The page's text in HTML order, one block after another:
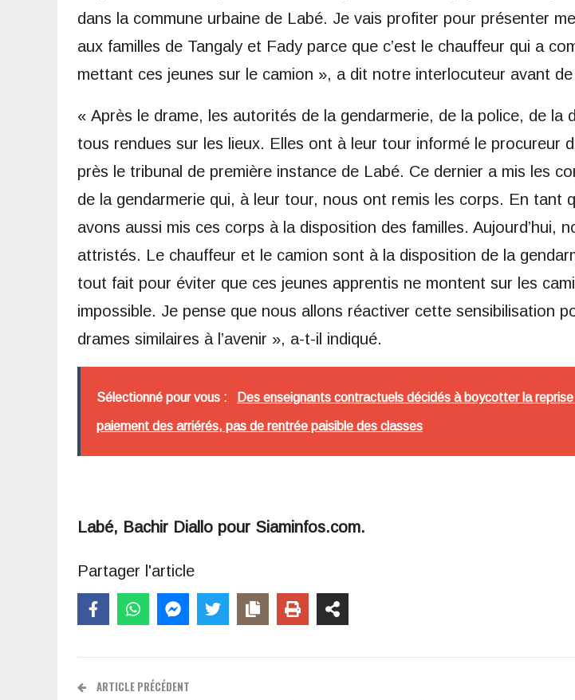
dans la commune urbaine de Labé. Je vais profiter pour présenter
aux familles de Tangaly et Fady parce que c’est le chauffeur qui a
mettant ces jeunes sur le camion », a dit notre interlocuteur avant
« Après le drame, les autorités de la gendarmerie, de la police, de la
tous rendues sur les lieux. Elles ont à leur tour informé le procureur
près le tribunal de première instance de Labé. Ce dernier a mis les
de la gendarmerie qui, à leur tour, nous ont remis les corps. En tant
avons aussi mis ces corps à la disposition des familles. Aujourd’hui,
attristés. Le chauffeur et le camion sont à la disposition de la
tout fait pour éviter que ces jeunes apprentis ne montent sur les
impossible. Je pense que nous allons réactiver cette sensibilisation
drames similaires à l’avenir », a-t-il indiqué.
Sélectionné pour vous : Des enseignants contractuels décidés à boycotter la
paiement des arriérés, pas de rentrée paisible des classes
Labé, Bachir Diallo pour Siaminfos.com.
Partager l'article
ARTICLE PRÉCÉDENT